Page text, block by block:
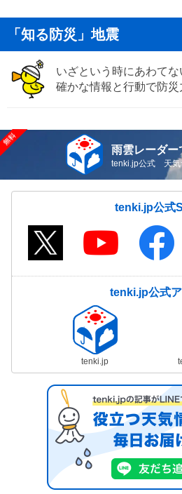
「知る防災」地震
いざという時にあわてな
確かな情報と行動で防災
雨雲レーダー
tenki.jp公式 天気
tenki.jp公式
tenki.jp公式ア
tenki.jp